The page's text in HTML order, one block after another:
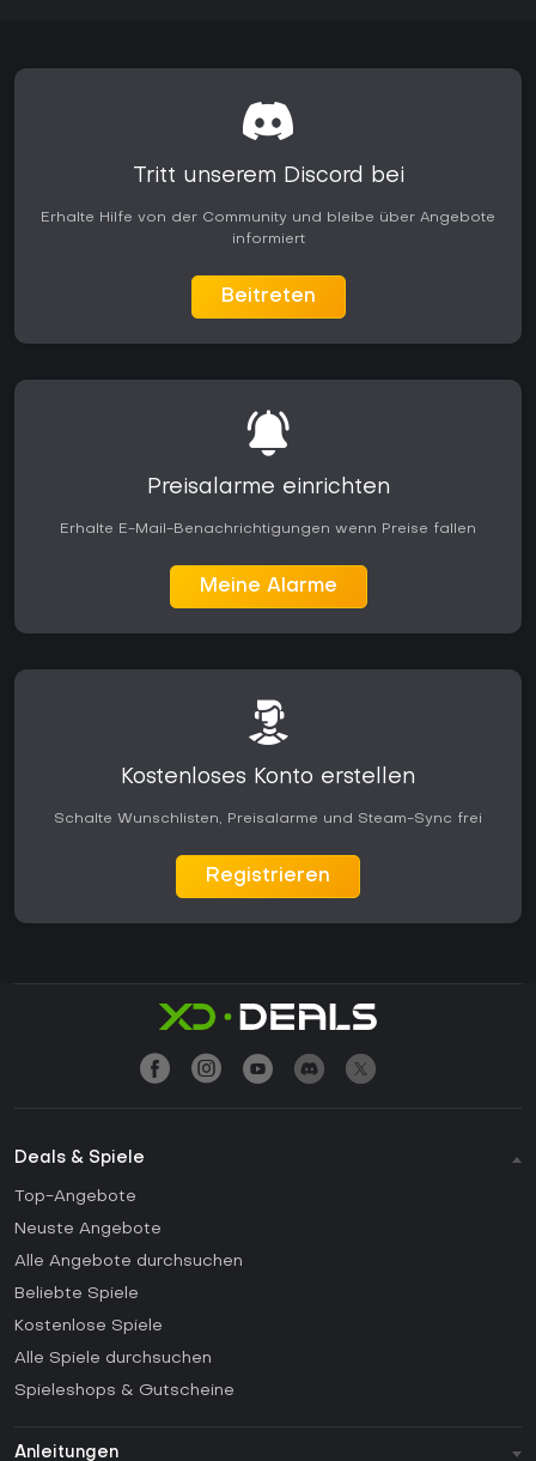
Tritt unserem Discord bei
Erhalte Hilfe von der Community und bleibe über Angebote
informiert
Beitreten
Preisalarme einrichten
Erhalte E-Mail-Benachrichtigungen wenn Preise fallen
Meine Alarme
Kostenloses Konto erstellen
Schalte Wunschlisten, Preisalarme und Steam-Sync frei
Registrieren
Deals & Spiele
Top-Angebote
Neuste Angebote
Alle Angebote durchsuchen
Beliebte Spiele
Kostenlose Spiele
Alle Spiele durchsuchen
Spieleshops & Gutscheine
Anleitungen